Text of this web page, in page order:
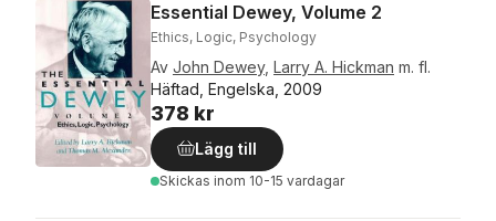
Essential Dewey, Volume 2
Ethics, Logic, Psychology
Av John Dewey, Larry A. Hickman m. fl.
Häftad, Engelska, 2009
378 kr
Lägg till
Skickas inom 10-15 vardagar